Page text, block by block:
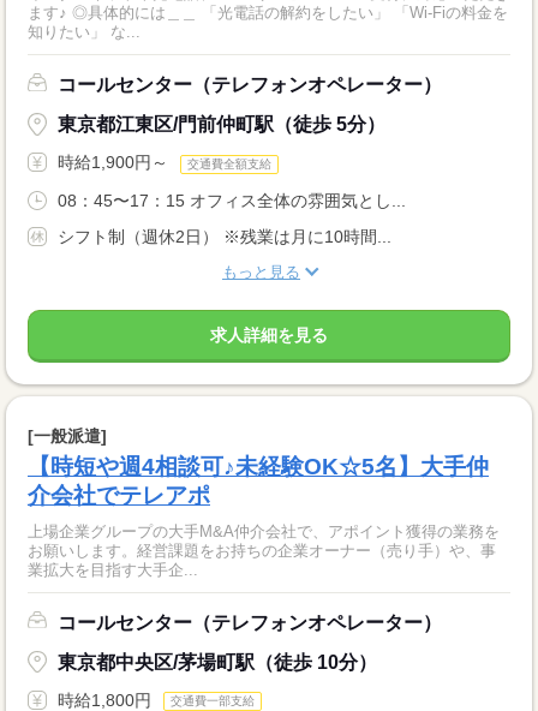
ます♪ ◎具体的には＿＿ 「光電話の解約をしたい」 「Wi-Fiの料金を
知りたい」 な...
コールセンター（テレフォンオペレーター）
東京都江東区/門前仲町駅（徒歩 5分）
時給1,900円～ 交通費全額支給
08：45〜17：15 オフィス全体の雰囲気とし...
シフト制（週休2日） ※残業は月に10時間...
もっと見る
求人詳細を見る
[一般派遣]
【時短や週4相談可♪未経験OK☆5名】大手仲
介会社でテレアポ
上場企業グループの大手M&A仲介会社で、アポイント獲得の業務を
お願いします。経営課題をお持ちの企業オーナー（売り手）や、事
業拡大を目指す大手企...
コールセンター（テレフォンオペレーター）
東京都中央区/茅場町駅（徒歩 10分）
時給1,800円 交通費一部支給